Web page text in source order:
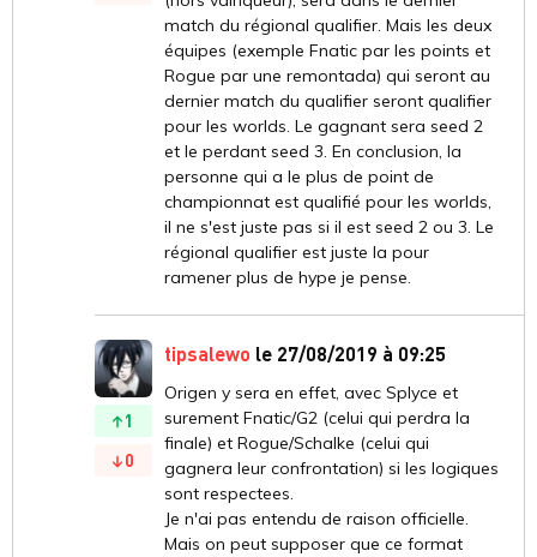
match du régional qualifier. Mais les deux
équipes (exemple Fnatic par les points et
Rogue par une remontada) qui seront au
dernier match du qualifier seront qualifier
pour les worlds. Le gagnant sera seed 2
et le perdant seed 3. En conclusion, la
personne qui a le plus de point de
championnat est qualifié pour les worlds,
il ne s'est juste pas si il est seed 2 ou 3. Le
régional qualifier est juste la pour
ramener plus de hype je pense.
1
0
tipsalewo le 27/08/2019 à 09:25
Origen y sera en effet, avec Splyce et
surement Fnatic/G2 (celui qui perdra la
finale) et Rogue/Schalke (celui qui
gagnera leur confrontation) si les logiques
sont respectees.
Je n'ai pas entendu de raison officielle.
Mais on peut supposer que ce format